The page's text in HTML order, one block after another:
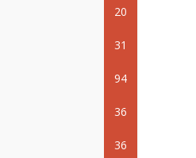
20
31
94
36
36